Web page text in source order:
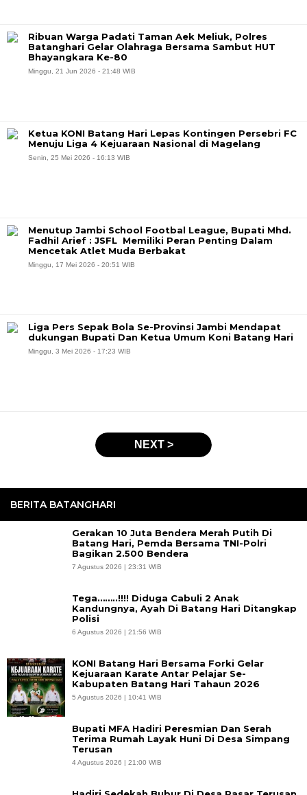
BERITA BATANGHARI
Gerakan 10 Juta Bendera Merah Putih Di
Batang Hari, Pemda Bersama TNI-Polri
Bagikan 2.500 Bendera
7 Agustus 2026 | 23:31 WIB
Tega……..!!!! Diduga Cabuli 2 Anak
Kandungnya, Ayah Di Batang Hari Ditangkap
Polisi
6 Agustus 2026 | 21:56 WIB
KONI Batang Hari Bersama Forki Gelar
Kejuaraan Karate Antar Pelajar Se-
Kabupaten Batang Hari Tahaun 2026
5 Agustus 2026 | 10:41 WIB
Bupati MFA Hadiri Peresmian Dan Serah
Terima Rumah Layak Huni Di Desa Simpang
Terusan
4 Agustus 2026 | 21:00 WIB
Ribuan Warga Padati Taman Aek Meliuk, Polres
Batanghari Gelar Olahraga Bersama Sambut HUT
Bhayangkara Ke-80
Minggu, 21 Jun 2026 - 21:48 WIB
Ketua KONI Batang Hari Lepas Kontingen Persebri FC
Menuju Liga 4 Kejuaraan Nasional di Magelang
Senin, 25 Mei 2026 - 16:13 WIB
Menutup Jambi School Footbal League, Bupati Mhd.
Fadhil Arief : JSFL Memiliki Peran Penting Dalam
Mencetak Atlet Muda Berbakat
Minggu, 17 Mei 2026 - 20:51 WIB
Liga Pers Sepak Bola Se-Provinsi Jambi Mendapat
dukungan Bupati Dan Ketua Umum Koni Batang Hari
Minggu, 3 Mei 2026 - 17:23 WIB
NEXT >